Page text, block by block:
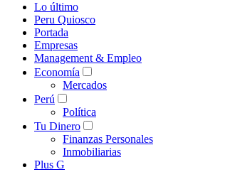
Lo último
Peru Quiosco
Portada
Empresas
Management & Empleo
Economía
Mercados
Perú
Política
Tu Dinero
Finanzas Personales
Inmobiliarias
Plus G